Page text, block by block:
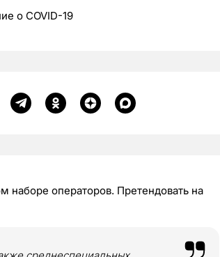
о COVID-19
наборе операторов. Претендовать на